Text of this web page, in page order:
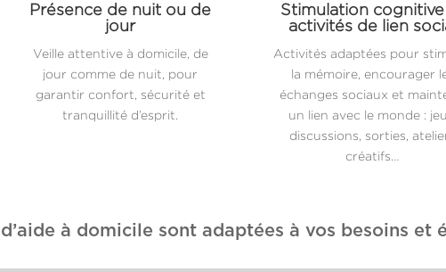
Présence de nuit ou de
jour
Veille attentive à domicile, de
jour comme de nuit, pour
garantir confort, sécurité et
tranquillité d’esprit.
Stimulation
activités de lien
Activités adaptées pour
la mémoire, encourager
échanges sociaux et
un lien avec le monde :
discussions, sorties,
créatifs…
à domicile sont adaptées à vos besoins et